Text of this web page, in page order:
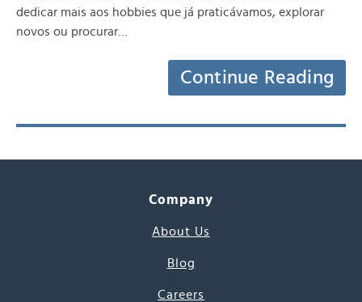
dedicar mais aos hobbies que já praticávamos, explorar
novos ou procurar…
Continue Reading
Company
About Us
Blog
Careers